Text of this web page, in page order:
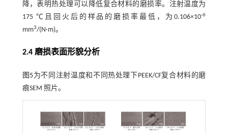
降，表明热处理可以降低复合材料的磨损率。注射温度为
175 ℃且回火后的样品的磨损率最低，为0.106×10-6
mm3/(N·m)。
2.4 磨损表面形貌分析
图5为不同注射温度和不同热处理下PEEK/CF复合材料的磨
痕SEM 照片。